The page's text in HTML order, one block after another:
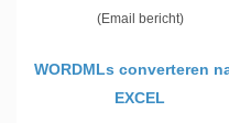
(Email bericht)
WORDMLs converteren
EXCEL